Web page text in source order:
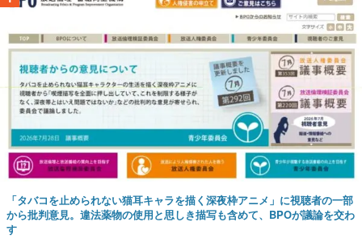
「タバコを止められない猫耳キャラを描く深夜枠アニメ」に視聴者の一部
から批判意見。違法薬物の使用と思しき描写も含めて、BPOが議論を交わ
す